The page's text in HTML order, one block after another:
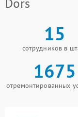
15
сотрудников в
1675
отремонтированных